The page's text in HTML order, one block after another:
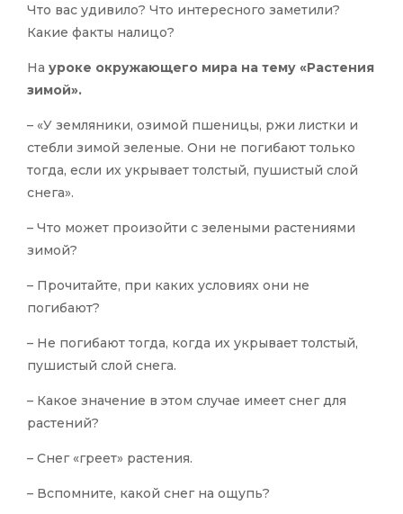
Что вас удивило? Что интересного заметили?
Какие факты налицо?
На уроке окружающего мира на тему «Растения
зимой».
– «У земляники, озимой пшеницы, ржи листки и
стебли зимой зеленые. Они не погибают только
тогда, если их укрывает толстый, пушистый слой
снега».
– Что может произойти с зелеными растениями
зимой?
– Прочитайте, при каких условиях они не
погибают?
– Не погибают тогда, когда их укрывает толстый,
пушистый слой снега.
– Какое значение в этом случае имеет снег для
растений?
– Снег «греет» растения.
– Вспомните, какой снег на ощупь?